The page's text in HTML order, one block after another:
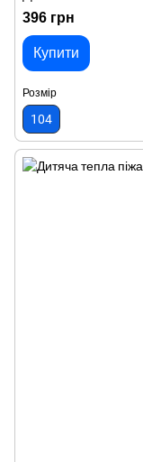
396 грн
Купити
Розмір
104